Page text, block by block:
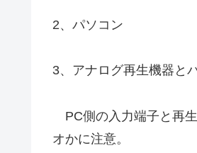
2、パソコン
3、アナログ再生機器と
PC側の入力端子と再
オかに注意。